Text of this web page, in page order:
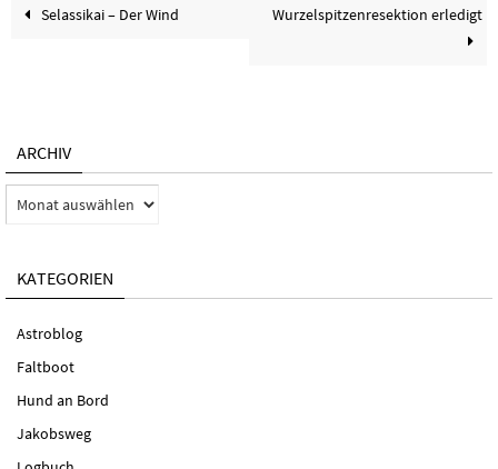
Selassikai – Der Wind Wurzelspitzenresektion erledigt
ARCHIV
Archiv
KATEGORIEN
Astroblog
Faltboot
Hund an Bord
Jakobsweg